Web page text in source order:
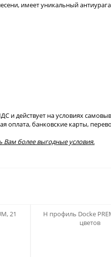
имеет уникальный
действует на условиях
оплата, банковские карты,
Вам более выгодные условия.
21
H профиль Docke
цветов